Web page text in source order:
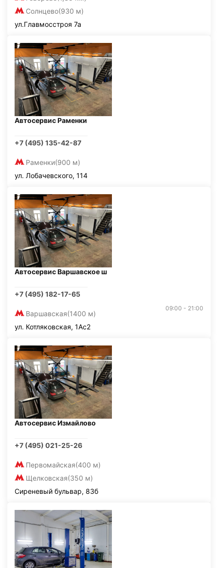
Солнцево(930 м)
ул.Главмосстроя 7а
Автосервис Раменки
+7 (495) 135-42-87
Раменки(900 м)
ул. Лобачевского, 114
Автосервис Варшавское ш
+7 (495) 182-17-65
Варшавская(1400 м)
09:00 - 21:00
ул. Котляковская, 1Ас2
Автосервис Измайлово
+7 (495) 021-25-26
Первомайская(400 м)
Щелковская(350 м)
Сиреневый бульвар, 83б